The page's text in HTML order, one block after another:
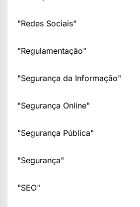
"Redes Sociais"
"Regulamentação"
"Segurança da Informação"
"Segurança Online"
"Segurança Pública"
"Segurança"
"SEO"